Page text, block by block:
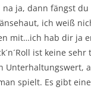
ja, dann fängst
ich weiß
mit…ich hab dir ja
ist keine
Unterhaltungswert,
spielt. Es gibt